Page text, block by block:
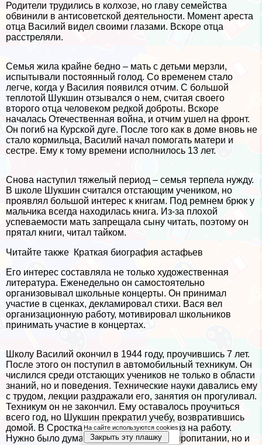
Родители трудились в колхозе, но главу семейства
обвинили в антисоветской деятельности. Момент ареста
отца Василий видел своими глазами. Вскоре отца
расстреляли.
Семья жила крайне бедно – мать с детьми мерзли,
испытывали постоянный голод. Со временем стало
легче, когда у Василия появился отчим. С большой
теплотой Шукшин отзывался о нем, считая своего
второго отца человеком редкой доброты. Вскоре
началась Отечественная война, и отчим ушел на фронт.
Он погиб на Курской дуге. После того как в доме вновь не
стало кормильца, Василий начал помогать матери и
сестре. Ему к тому времени исполнилось 13 лет.
Снова наступил тяжелый период – семья терпела нужду.
В школе Шукшин считался отстающим учеником, но
проявлял большой интерес к книгам. Под ремнем брюк у
мальчика всегда находилась книга. Из-за плохой
успеваемости мать запрещала сыну читать, поэтому он
прятал книги, читал тайком.
Читайте также Краткая биография астафьев
Его интерес составляла не только художественная
литература. Еженедельно он самостоятельно
организовывал школьные концерты. Он принимал
участие в сценках, декламировал стихи. Вася вел
организационную работу, мотивировал школьников
принимать участие в концертах.
Школу Василий окончил в 1944 году, проучившись 7 лет.
После этого он поступил в автомобильный техникум. Он
числился среди отстающих учеников не только в области
знаний, но и поведения. Технические науки давались ему
с трудом, лекции раздражали его, занятия он прогуливал.
Техникум он не закончил. Ему оставалось проучиться
всего год, но Шукшин прекратил учебу, возвратившись
домой. В Сростках он устроился в колхоз на работу.
Нужно было думать не только о своем пропитании, но и
На сайте используются cookies
Закрыть эту плашку